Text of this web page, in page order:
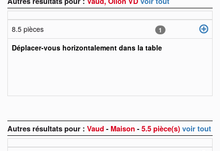
8.5 pièces 1
Déplacer-vous horizontalement dans la table
Autres résultats pour : Vaud - Maison -5.5 pièce(s)voir tout